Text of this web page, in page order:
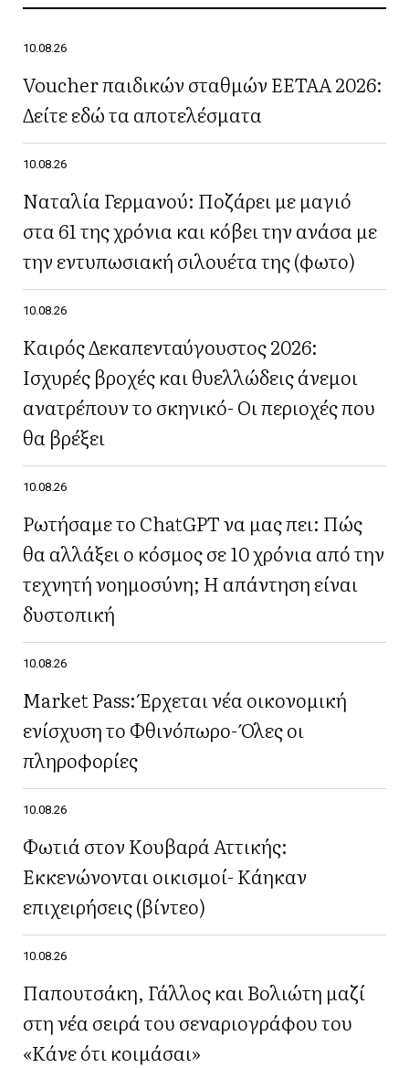
10.08.26
Voucher παιδικών σταθμών ΕΕΤΑΑ 2026:
Δείτε εδώ τα αποτελέσματα
10.08.26
Ναταλία Γερμανού: Ποζάρει με μαγιό
στα 61 της χρόνια και κόβει την ανάσα με
την εντυπωσιακή σιλουέτα της (φωτο)
10.08.26
Καιρός Δεκαπενταύγουστος 2026:
Ισχυρές βροχές και θυελλώδεις άνεμοι
ανατρέπουν το σκηνικό- Οι περιοχές που
θα βρέξει
10.08.26
Ρωτήσαμε το ChatGPT να μας πει: Πώς
θα αλλάξει ο κόσμος σε 10 χρόνια από την
τεχνητή νοημοσύνη; Η απάντηση είναι
δυστοπική
10.08.26
Market Pass: Έρχεται νέα οικονομική
ενίσχυση το Φθινόπωρο- Όλες οι
πληροφορίες
10.08.26
Φωτιά στον Κουβαρά Αττικής:
Εκκενώνονται οικισμοί- Κάηκαν
επιχειρήσεις (βίντεο)
10.08.26
Παπουτσάκη, Γάλλος και Βολιώτη μαζί
στη νέα σειρά του σεναριογράφου του
«Κάνε ότι κοιμάσαι»